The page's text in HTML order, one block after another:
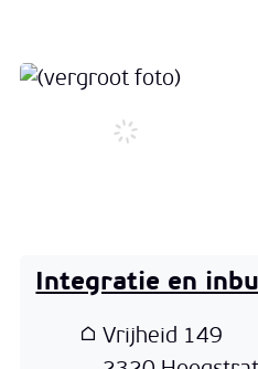
Integratie en
Adres Vrijheid 149